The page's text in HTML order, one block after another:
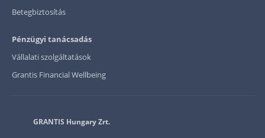
Betegbiztosítás
Pénzügyi tanácsadás
Vállalati szolgáltatások
Grantis Financial Wellbeing
GRANTIS Hungary Zrt.